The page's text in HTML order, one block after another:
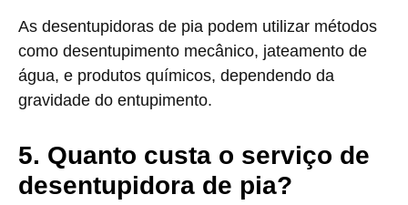
As desentupidoras de pia podem utilizar métodos
como desentupimento mecânico, jateamento de
água, e produtos químicos, dependendo da
gravidade do entupimento.
5. Quanto custa o serviço de
desentupidora de pia?